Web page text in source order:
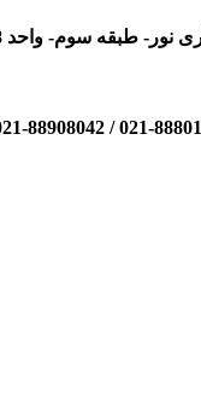
/ 02188908042 / 09104343543 / 09101115862
021-88801190 / 021-88908042